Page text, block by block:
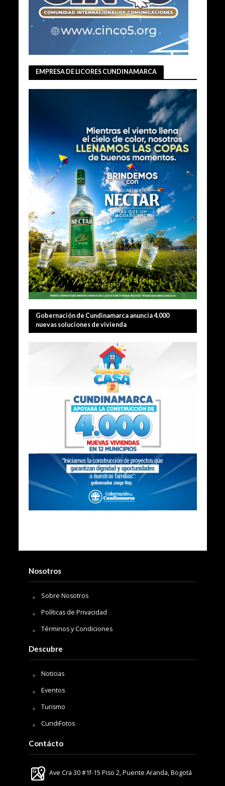
EMPRESA DE LICORES CUNDINAMARCA
Gobernación de Cundinamarca anuncia 4.000
nuevas soluciones de vivienda
Nosotros
Sobre Nosotros
Políticas de Privacidad
Términos y Condiciones
Descubre
Noticias
Eventos
Turismo
CundiFotos
Contácto
Ave Cra 30 #1f-15 Piso 2, Puente Aranda, Bogotá